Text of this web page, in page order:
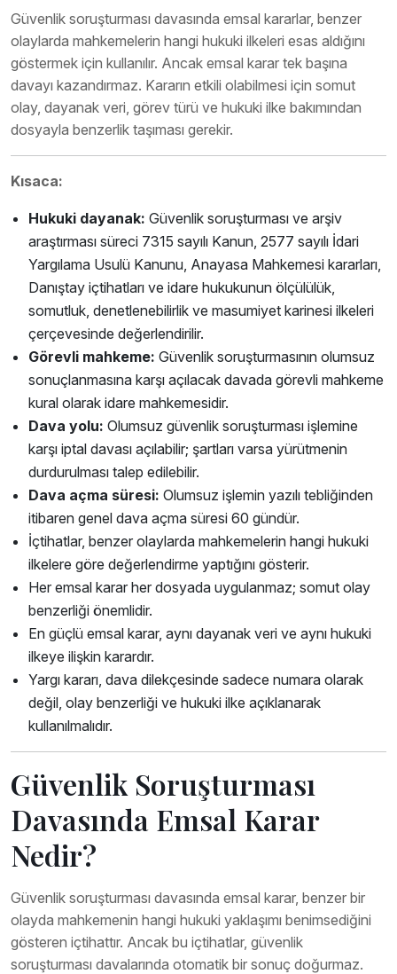
Güvenlik soruşturması davasında emsal kararlar, benzer
olaylarda mahkemelerin hangi hukuki ilkeleri esas aldığını
göstermek için kullanılır. Ancak emsal karar tek başına
davayı kazandırmaz. Kararın etkili olabilmesi için somut
olay, dayanak veri, görev türü ve hukuki ilke bakımından
dosyayla benzerlik taşıması gerekir.
Kısaca:
Hukuki dayanak: Güvenlik soruşturması ve arşiv
araştırması süreci 7315 sayılı Kanun, 2577 sayılı İdari
Yargılama Usulü Kanunu, Anayasa Mahkemesi kararları,
Danıştay içtihatları ve idare hukukunun ölçülülük,
somutluk, denetlenebilirlik ve masumiyet karinesi ilkeleri
çerçevesinde değerlendirilir.
Görevli mahkeme: Güvenlik soruşturmasının olumsuz
sonuçlanmasına karşı açılacak davada görevli mahkeme
kural olarak idare mahkemesidir.
Dava yolu: Olumsuz güvenlik soruşturması işlemine
karşı iptal davası açılabilir; şartları varsa yürütmenin
durdurulması talep edilebilir.
Dava açma süresi: Olumsuz işlemin yazılı tebliğinden
itibaren genel dava açma süresi 60 gündür.
İçtihatlar, benzer olaylarda mahkemelerin hangi hukuki
ilkelere göre değerlendirme yaptığını gösterir.
Her emsal karar her dosyada uygulanmaz; somut olay
benzerliği önemlidir.
En güçlü emsal karar, aynı dayanak veri ve aynı hukuki
ilkeye ilişkin karardır.
Yargı kararı, dava dilekçesinde sadece numara olarak
değil, olay benzerliği ve hukuki ilke açıklanarak
kullanılmalıdır.
Güvenlik Soruşturması
Davasında Emsal Karar
Nedir?
Güvenlik soruşturması davasında emsal karar, benzer bir
olayda mahkemenin hangi hukuki yaklaşımı benimsediğini
gösteren içtihattır. Ancak bu içtihatlar, güvenlik
soruşturması davalarında otomatik bir sonuç doğurmaz.